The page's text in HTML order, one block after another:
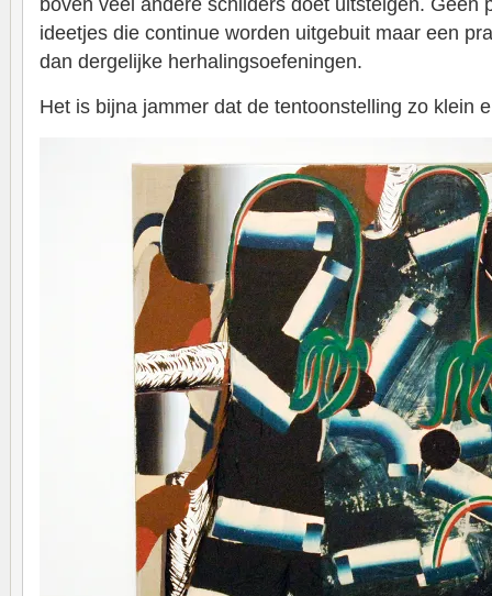
boven veel andere schilders doet uitsteigen. Geen
ideetjes die continue worden uitgebuit maar een
dan dergelijke herhalingsoefeningen.
Het is bijna jammer dat de tentoonstelling zo klein